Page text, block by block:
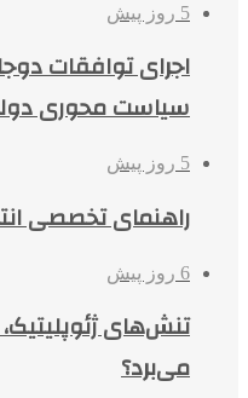
5 روز پیش
اجرای توافقات
سیاست محوری
5 روز پیش
راهنمای تخصصی
6 روز پیش
تنش‌های
می‌برد؟